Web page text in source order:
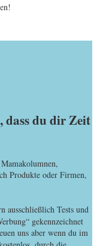
dass du dir Zeit
Produkte oder Firmen,
ausschließlich Tests und
gekennzeichnet
uns aber wenn du im